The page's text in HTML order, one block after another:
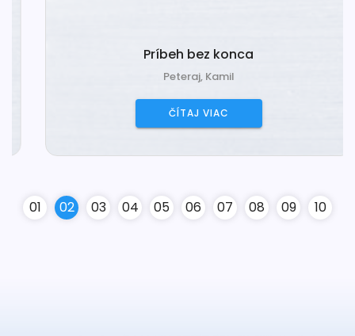
Príbeh bez konca
Peteraj, Kamil
ČÍTAJ VIAC
01 02 03 04 05 06 07 08 09 10